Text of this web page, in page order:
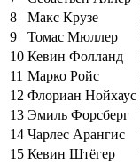
8
Макс Крузе
9
Томас Мюллер
10 Кевин Фолланд
11 Марко Ройс
12 Флориан Нойхаус
13 Эмиль Форсберг
14 Чарлес Арангис
15 Кевин Штёгер